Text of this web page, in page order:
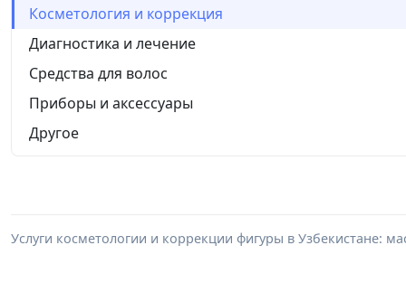
Косметология и коррекция
Диагностика и лечение
Средства для волос
Приборы и аксессуары
Другое
Услуги косметологии и коррекции фигуры в Узбекистане: